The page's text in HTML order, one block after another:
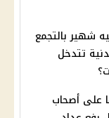
شهير بالتجمع
تتدخل
خلال 18 يومًا على أصحاب